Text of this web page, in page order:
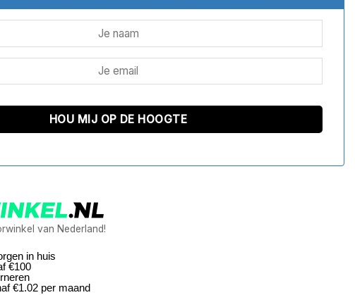
van Nederland!
in huis
€100
€1.02 per maand